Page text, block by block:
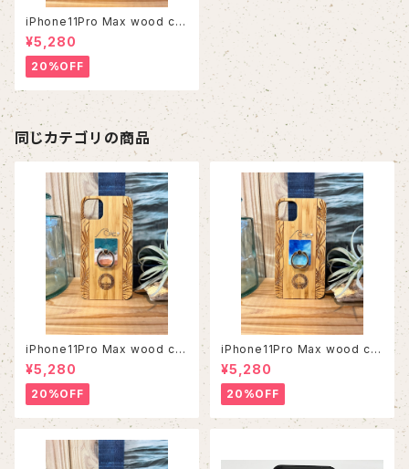
iPhone11Pro Max wood ca
se
¥5,280
20%OFF
同じカテゴリの商品
iPhone11Pro Max wood ca
se
¥5,280
20%OFF
iPhone11Pro Max wood ca
se
¥5,280
20%OFF